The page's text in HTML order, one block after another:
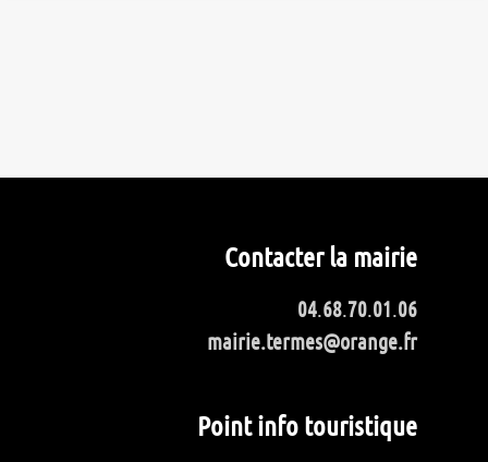
Contacter la mairie
04.68.70.01.06
mairie.termes@orange.fr
Point info touristique